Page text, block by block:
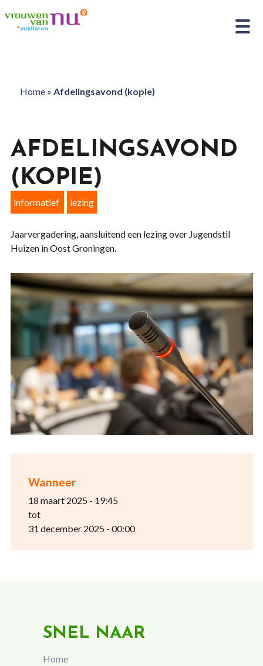
Home» Afdelingsavond (kopie)
Wanneer
18 maart 2025 - 19:45
tot
31 december 2025 - 00:00
AFDELINGSAVOND
(KOPIE)
informatief lezing
Jaarvergadering, aansluitend een lezing over Jugendstil
Huizen in Oost Groningen.
SNEL NAAR
Home